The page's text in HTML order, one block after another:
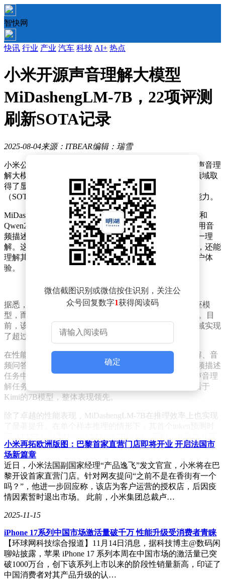
智快网
快讯 行业 产业 汽车 科技 AI+ 热点
小米开源声音理解大模型
MiDashengLM-7B，22项评测
刷新SOTA记录
2025-08-04来源：ITBEAR编辑：瑞雪
小米公司近期宣布了一项重大技术进展，正式开源了其声音理
解大模型MiDashengLM-7B。这一模型在多模态大模型领域取
得了显著成就，刷新了22个公开评测集上的最佳成绩
（SOTA），并展示了业界领先的推理效率和数据吞吐能力。
MiDashengLM-7B的构建基于Xiaomi Dasheng音频编码器和
Qwen2.5-Omni-7B Thinker自回归解码器，通过创新的通用音
频描述训练策略，实现了对语音、环境声音及音乐的统一理
解。这一能力使得模型不仅能准确捕捉并分析声音内容，还能
理解其背后的情境与情感，提升了全场景智能生态的用户体
验。
据悉，小米于2024年首次推出了Xiaomi Dasheng声音基座模
型，而此次开源的7B模型是对该基座模型的扩展与升级。目
前，该系列模型已在小米智能家居、汽车座舱等多个领域实现
了超过30个应用场景的落地。
在性能表现上，MiDashengLM-7B在音频描述、声音理解、音
频问答等多个任务中展现出了明显的优势。特别是在音频描述
任务中，其性能超越了Qwen和Kimi等同类7B模型。在声音理
解任务中，MiDashengLM-7B也仅在少数项目上略微落后于
Kimi的7B模型，整体表现领先。
除了卓越的性能表现，MiDashengLM-7B在推理效率上也实现
时，MiDashengLM-7B能够在80GB GPU上处理更大的batch
size，而不会出现显存溢出的问题，从而提高了数据吞吐效
率。
MiDashengLM-7B还采用了创新的训练范式，即通用音频描述
对齐范式。这一范式避免了传统ASR转录数据对齐方法的局限
模型学习音频场景的深层语义关联。这一方法的引入，使得模
型能够利用几乎所有的数据，包括噪声或非语音内容，从而提
高了数据利用率和模型性能。
小米表示，音频理解是构建全场景智能生态的关键领域之一。
MiDashengLM-7B的推出，将进一步提升小米设备在自然语言
微信截图识别或微信按住识别，关注公
众号回复数字1获得阅读码
确定
小米再拓欧洲版图：巴黎首家直营门店即将开业 开启法国市
场新篇章
近日，小米法国副国家经理“产品逸飞”发文官宣，小米将在巴
黎开设首家直营门店。针对网友提问“之前不是在香街有一个
吗？”，他进一步回应称，该店为客户运营的授权店，后因疫
情因素暂时退出市场。 此前，小米集团总裁卢…
2025-11-15
iPhone 17系列中国市场激活量破千万 性能升级受消费者青睐
【环球网科技综合报道】11月14日消息，据科技博主@数码闲
聊站披露，苹果 iPhone 17 系列本周在中国市场的激活量已突
破1000万台，创下该系列上市以来的阶段性销量新高，印证了
中国消费者对其产品升级的认…